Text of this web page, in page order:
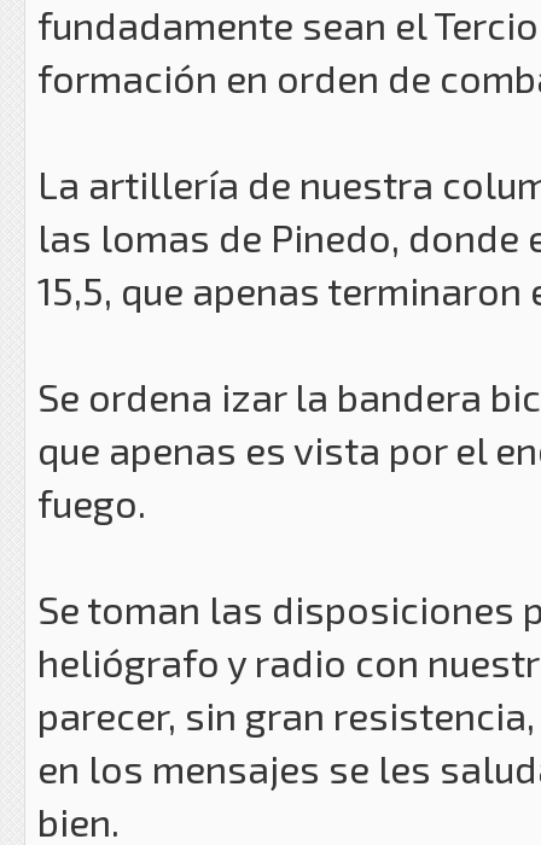
fundadamente sean el
formación en orden de
La artillería de nuestra
las lomas de Pinedo,
15,5, que apenas
Se ordena izar la bandera
que apenas es vista por el
fuego.
Se toman las disposiciones
heliógrafo y radio con
parecer, sin gran
en los mensajes se les
bien.